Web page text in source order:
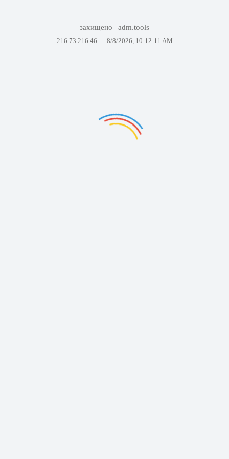
захищено adm.tools
216.73.216.46 — 8/8/2026, 10:12:11 AM